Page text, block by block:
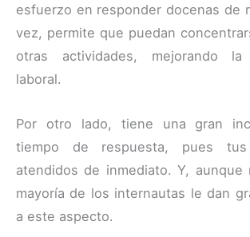
esfuerzo en responder docenas de
vez, permite que puedan
otras actividades, mejorando la
laboral.
Por otro lado, tiene una gran
tiempo de respuesta, pues
atendidos de inmediato. Y, aunque
mayoría de los internautas le dan
a este aspecto.